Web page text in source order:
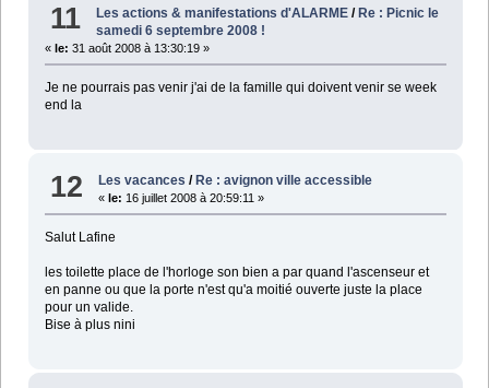
11 Les actions & manifestations d'ALARME /Re : Picnic le
samedi 6 septembre 2008 !
« le: 31 août 2008 à 13:30:19 »
Je ne pourrais pas venir j'ai de la famille qui doivent venir se week
end la
12 Les vacances / Re : avignon ville accessible
«le: 16 juillet 2008 à 20:59:11 »
Salut Lafine
les toilette place de l'horloge son bien a par quand l'ascenseur et
en panne ou que la porte n'est qu'a moitié ouverte juste la place
pour un valide.
Bise à plus nini